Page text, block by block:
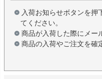
入荷お知らせボタンを押
てください。
商品が入荷した際にメー
商品の入荷やご注文を確